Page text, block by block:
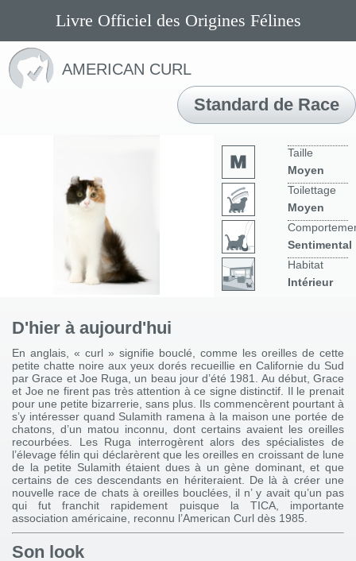
Livre Officiel des Origines Félines
AMERICAN CURL
Standard de Race
Taille
Moyen
Toilettage
Moyen
Sentimental
Habitat
Intérieur
D'hier à aujourd'hui
En anglais, « curl » signifie bouclé, comme les oreilles de cette
petite chatte noire aux yeux dorés recueillie en Californie du Sud
par Grace et Joe Ruga, un beau jour d’été 1981. Au début, Grace
et Joe ne firent pas très attention à ce signe distinctif. Il le prenait
pour une petite bizarrerie, sans plus. Ils commencèrent pourtant à
s’y intéresser quand Sulamith ramena à la maison une portée de
chatons, d’un matou inconnu, dont certains avaient les oreilles
recourbées. Les Ruga interrogèrent alors des spécialistes de
l’élevage félin qui déclarèrent que les oreilles en croissant de lune
de la petite Sulamith étaient dues à un gène dominant, et que
certains de ces descendants en hériteraient. De là à créer une
nouvelle race de chats à oreilles bouclées, il n’ y avait qu’un pas
qui fut franchit rapidement puisque la TICA, importante
association américaine, reconnu l’American Curl dès 1985.
Son look